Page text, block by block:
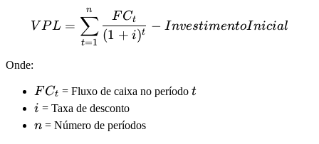
V PL =
t=1
∑
n
(1 + i)t
F Ct − InvestimentoInicial
Onde:
FC_t
F Ct = Fluxo de caixa no períodot
t
i
i = Taxa de desconto
n
n = Número de períodos